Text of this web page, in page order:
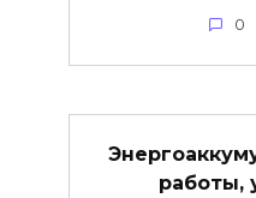
0
работы,